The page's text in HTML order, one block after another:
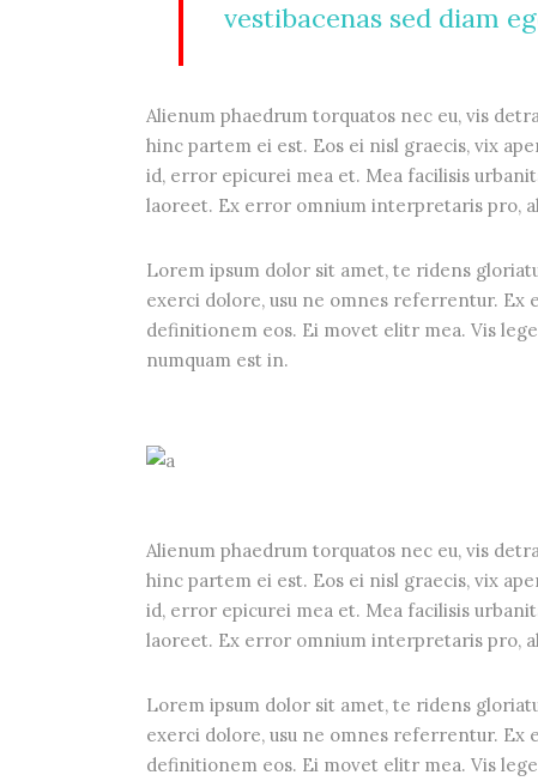
vestibacenas sed diam
Alienum phaedrum torquatos nec eu, vis
hinc partem ei est. Eos ei nisl graecis, vix
id, error epicurei mea et. Mea facilisis
laoreet. Ex error omnium interpretaris pro,
Lorem ipsum dolor sit amet, te ridens
exerci dolore, usu ne omnes referrentur. Ex
definitionem eos. Ei movet elitr mea. Vis
numquam est in.
Alienum phaedrum torquatos nec eu, vis
hinc partem ei est. Eos ei nisl graecis, vix
id, error epicurei mea et. Mea facilisis
laoreet. Ex error omnium interpretaris pro,
Lorem ipsum dolor sit amet, te ridens
exerci dolore, usu ne omnes referrentur. Ex
definitionem eos. Ei movet elitr mea. Vis